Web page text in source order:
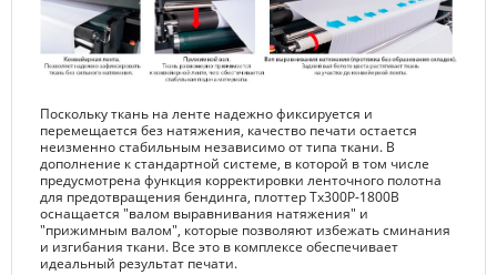
Поскольку ткань на ленте надежно фиксируется и
перемещается без натяжения, качество печати остается
неизменно стабильным независимо от типа ткани. В
дополнение к стандартной системе, в которой в том числе
предусмотрена функция корректировки ленточного полотна
для предотвращения бендинга, плоттер Tх300Р-1800B
оснащается "валом выравнивания натяжения" и
"прижимным валом", которые позволяют избежать сминания
и изгибания ткани. Все это в комплексе обеспечивает
идеальный результат печати.